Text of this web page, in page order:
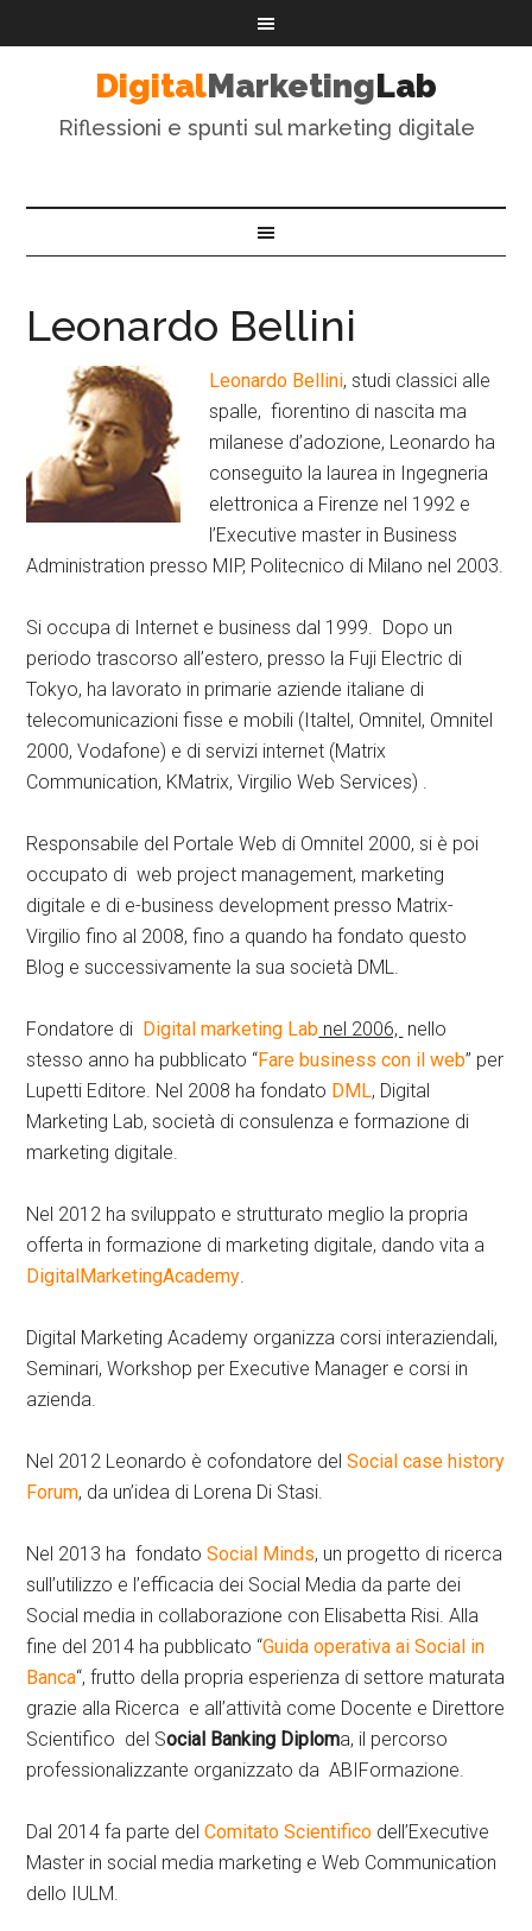
DigitalMarketingLab
Riflessioni e spunti sul marketing digitale
Leonardo Bellini
Leonardo Bellini, studi classici alle
spalle, fiorentino di nascita ma
milanese d’adozione, Leonardo ha
conseguito la laurea in Ingegneria
elettronica a Firenze nel 1992 e
l’Executive master in Business
Administration presso MIP, Politecnico di Milano nel 2003.
Si occupa di Internet e business dal 1999. Dopo un
periodo trascorso all’estero, presso la Fuji Electric di
Tokyo, ha lavorato in primarie aziende italiane di
telecomunicazioni fisse e mobili (Italtel, Omnitel, Omnitel
2000, Vodafone) e di servizi internet (Matrix
Communication, KMatrix, Virgilio Web Services) .
Responsabile del Portale Web di Omnitel 2000, si è poi
occupato di web project management, marketing
digitale e di e-business development presso Matrix-
Virgilio fino al 2008, fino a quando ha fondato questo
Blog e successivamente la sua società DML.
Fondatore di Digital marketing Lab nel 2006, nello
stesso anno ha pubblicato “Fare business con il web” per
Lupetti Editore. Nel 2008 ha fondato DML, Digital
Marketing Lab, società di consulenza e formazione di
marketing digitale.
Nel 2012 ha sviluppato e strutturato meglio la propria
offerta in formazione di marketing digitale, dando vita a
DigitalMarketingAcademy.
Digital Marketing Academy organizza corsi interaziendali,
Seminari, Workshop per Executive Manager e corsi in
azienda.
Nel 2012 Leonardo è cofondatore delSocial case history
Forum, da un’idea di Lorena Di Stasi.
Nel 2013 ha fondatoSocial Minds, un progetto di ricerca
sull’utilizzo e l’efficacia dei Social Media da parte dei
Social media in collaborazione con Elisabetta Risi. Alla
fine del 2014 ha pubblicato “Guida operativa ai Social in
Banca“, frutto della propria esperienza di settore maturata
grazie alla Ricerca e all’attività come Docente e Direttore
Scientifico del Social Banking Diploma, il percorso
professionalizzante organizzato da ABIFormazione.
Dal 2014 fa parte delComitato Scientifico dell’Executive
Master in social media marketing e Web Communication
dello IULM.